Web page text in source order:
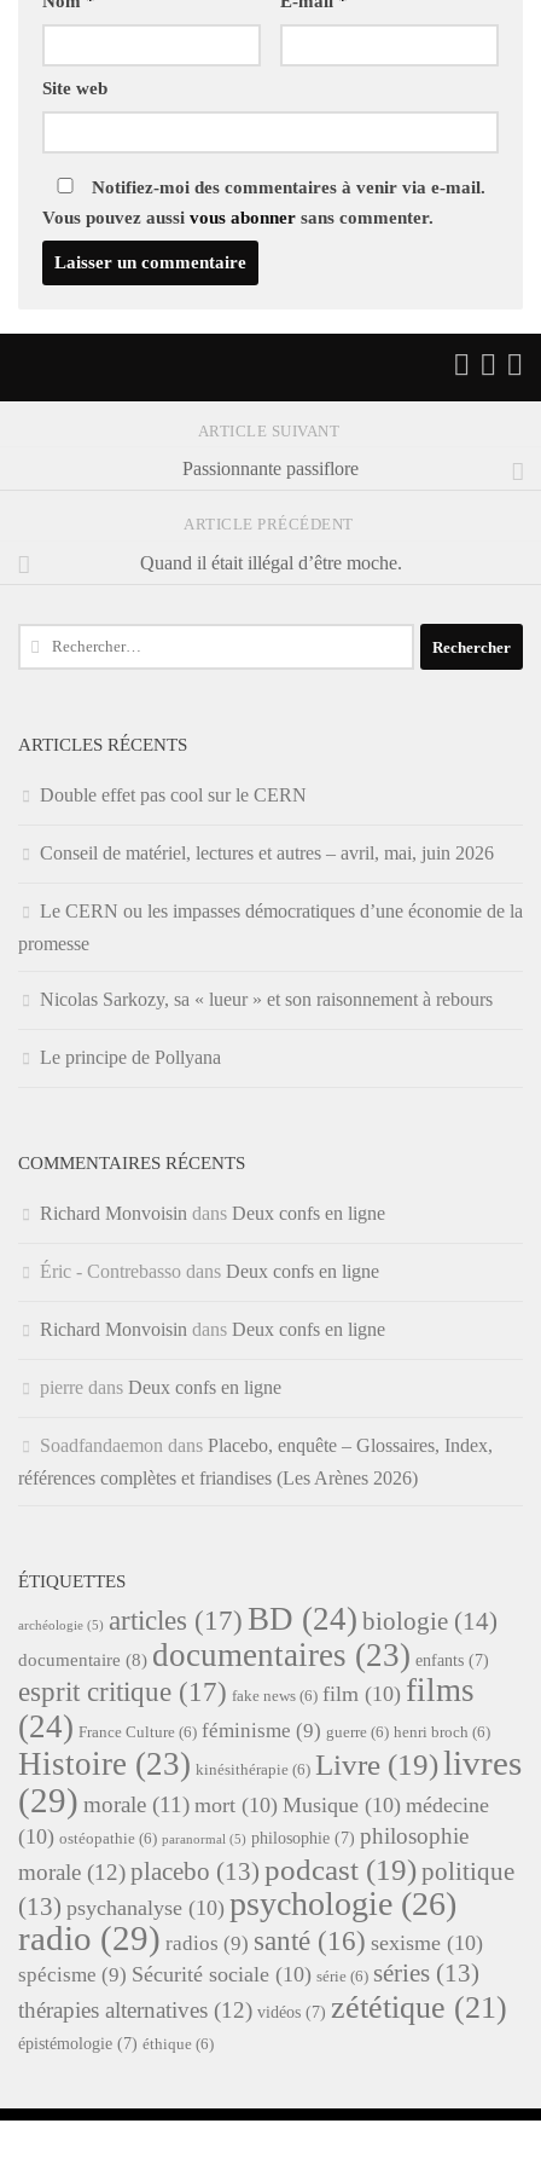
Site web
Notifiez-moi des commentaires à venir via e-mail.
Vous pouvez aussi vous abonner sans commenter.
ARTICLE SUIVANT
Passionnante passiflore
ARTICLE PRÉCÉDENT
Quand il était illégal d’être moche.
Rechercher :
ARTICLES RÉCENTS
Double effet pas cool sur le CERN
Conseil de matériel, lectures et autres – avril, mai, juin 2026
Le CERN ou les impasses démocratiques d’une économie de la
promesse
Nicolas Sarkozy, sa « lueur » et son raisonnement à rebours
Le principe de Pollyana
COMMENTAIRES RÉCENTS
Richard Monvoisin dans Deux confs en ligne
Éric - Contrebasso dans Deux confs en ligne
Richard Monvoisin dans Deux confs en ligne
pierre dans Deux confs en ligne
Soadfandaemon dans Placebo, enquête – Glossaires, Index,
références complètes et friandises (Les Arènes 2026)
ÉTIQUETTES
archéologie (5) articles (17) BD (24) biologie (14)
documentaire (8) documentaires (23) enfants (7)
esprit critique (17) fake news (6) film (10) films
(24) France Culture (6) féminisme (9) guerre (6) henri broch (6)
Histoire (23) kinésithérapie (6) Livre (19)livres
(29) morale (11) mort (10) Musique (10) médecine
(10) ostéopathie (6) paranormal (5) philosophie (7) philosophie
morale (12)placebo (13) podcast (19)politique
(13) psychanalyse (10) psychologie (26)
radio (29) radios (9) santé (16) sexisme (10)
spécisme (9) Sécurité sociale (10) série (6) séries (13)
thérapies alternatives (12) vidéos (7) zététique (21)
épistémologie (7) éthique (6)